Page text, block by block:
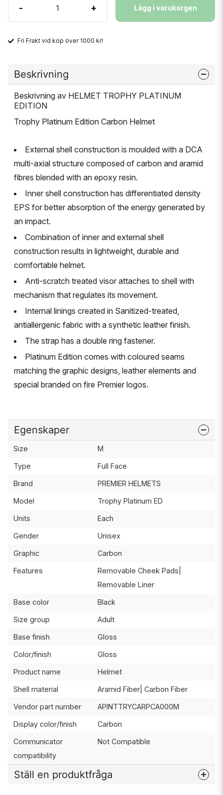
- + Lägg i varukorgen
Fri Frakt vid köp över 1000 kr!
Beskrivning
Beskrivning av HELMET TROPHY PLATINUM
EDITION
Trophy Platinum Edition Carbon Helmet
External shell construction is moulded with a DCA
multi-axial structure composed of carbon and aramid
fibres blended with an epoxy resin.
Inner shell construction has differentiated density
EPS for better absorption of the energy generated by
an impact.
Combination of inner and external shell
construction results in lightweight, durable and
comfortable helmet.
Anti-scratch treated visor attaches to shell with
mechanism that regulates its movement.
Internal linings created in Sanitized-treated,
antiallergenic fabric with a synthetic leather finish.
The strap has a double ring fastener.
Platinum Edition comes with coloured seams
matching the graphic designs, leather elements and
special branded on fire Premier logos.
Egenskaper
Size M
Type Full Face
Brand PREMIER HELMETS
Model Trophy Platinum ED
Units Each
Gender Unisex
Graphic Carbon
Features
Removable Cheek Pads|
Removable Liner
Base color Black
Size group Adult
Base finish Gloss
Color/finish Gloss
Product name Helmet
Shell material Aramid Fiber| Carbon Fiber
Vendor part number APINTTRYCARPCA000M
Display color/finish Carbon
Communicator
compatibility
Not Compatible
Ställ en produktfråga